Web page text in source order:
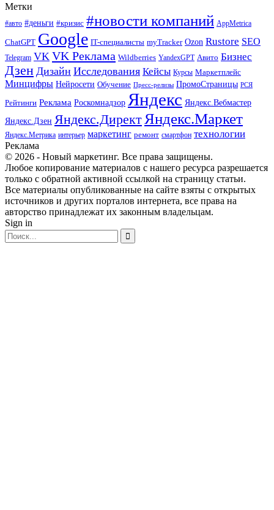
Метки
#авто #деньги #кризис #новости компаний AppMetrica
ChatGPT Google IT-специалисты myTracker Ozon Rustore SEO
Telegram VK VK Реклама Wildberries YandexGPT Авито Бизнес
Дзен Дизайн Исследования Кейсы Курсы Маркетплейс
Минцифры Нейросети Обучение Пресс-релизы ПромоСтраницы РСЯ
Рейтинги Реклама Роскомнадзор Яндекс Яндекс.Вебмастер
Яндекс.Дзен Яндекс.ДиректЯндекс.Маркет
Яндекс.Метрика интерьер маркетинг ремонт смартфон технологии
Реклама
© 2026 - Новый маркетинг. Все права защищены.
Любое копирование материалов с нашего ресурса разрешается
только с обратной активной ссылкой на страницу статьи.
Все материалы опубликованные на сайте взяты с открытых
источников и других порталов интернета, все права на
авторство принадлежат их законным владельцам.
Sign in